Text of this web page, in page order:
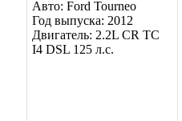
Авто: Ford Tourneo
Год выпуска: 2012
Двигатель: 2.2L CR TC
I4 DSL 125 л.с.